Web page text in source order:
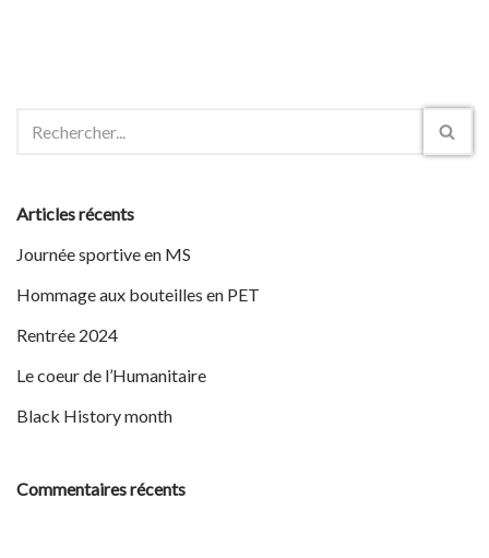
Articles récents
Journée sportive en MS
Hommage aux bouteilles en PET
Rentrée 2024
Le coeur de l’Humanitaire
Black History month
Commentaires récents